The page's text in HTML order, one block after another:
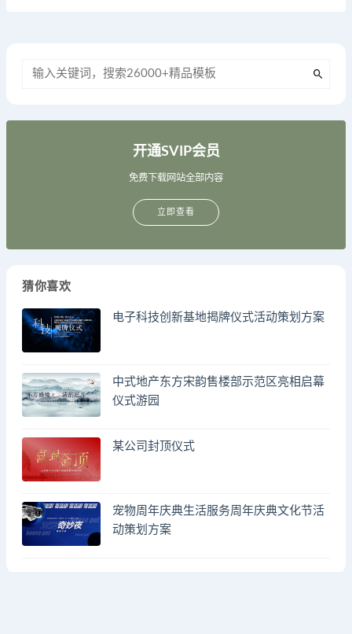
开通SVIP会员
免费下载网站全部内容
立即查看
猜你喜欢
电子科技创新基地揭牌仪式活动策划方案
中式地产东方宋韵售楼部示范区亮相启幕
仪式游园
某公司封顶仪式
宠物周年庆典生活服务周年庆典文化节活
动策划方案